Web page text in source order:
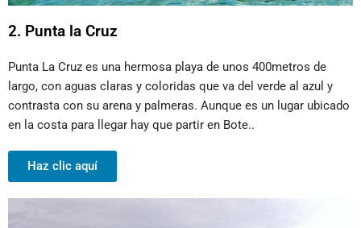
2. Punta la Cruz
Punta La Cruz es una hermosa playa de unos 400metros de
largo, con aguas claras y coloridas que va del verde al azul y
contrasta con su arena y palmeras. Aunque es un lugar ubicado
en la costa para llegar hay que partir en Bote..
Haz clic aquí